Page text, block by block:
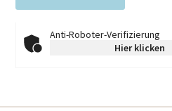
Anti-Roboter-Verifizierung
Hier klicken